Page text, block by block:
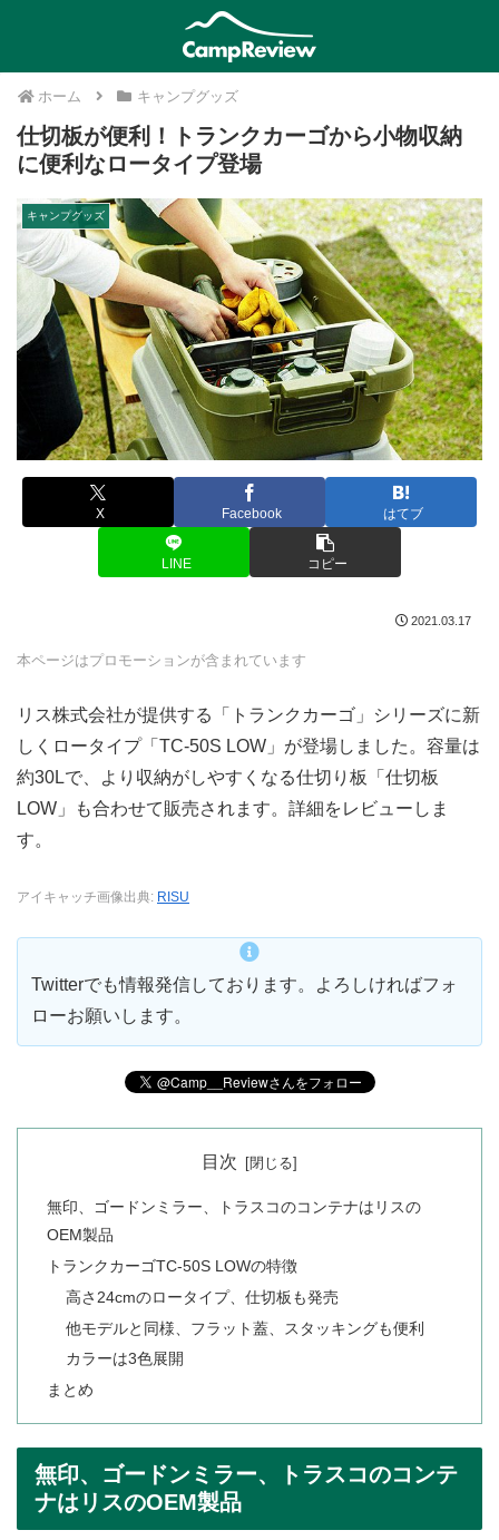
ホーム キャンプグッズ
仕切板が便利！トランクカーゴから小物収納
に便利なロータイプ登場
キャンプグッズ
X Facebook はてブ
LINE コピー
2021.03.17
本ページはプロモーションが含まれています
リス株式会社が提供する「トランクカーゴ」シリーズに新
しくロータイプ「TC-50S LOW」が登場しました。容量は
約30Lで、より収納がしやすくなる仕切り板「仕切板
LOW」も合わせて販売されます。詳細をレビューしま
す。
アイキャッチ画像出典: RISU
Twitterでも情報発信しております。よろしければフォ
ローお願いします。
目次
無印、ゴードンミラー、トラスコのコンテナはリスの
OEM製品
トランクカーゴTC-50S LOWの特徴
高さ24cmのロータイプ、仕切板も発売
他モデルと同様、フラット蓋、スタッキングも便利
カラーは3色展開
まとめ
無印、ゴードンミラー、トラスコのコンテ
ナはリスのOEM製品